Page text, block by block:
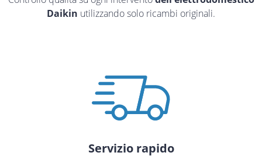
Daikin utilizzando solo ricambi originali.
Servizio rapido